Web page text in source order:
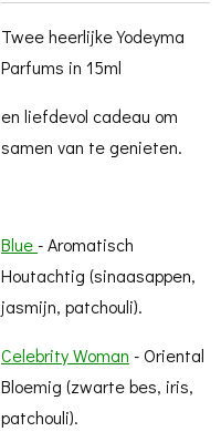
Twee heerlijke Yodeyma
Parfums in 15ml
en liefdevol cadeau om
samen van te genieten.
Blue - Aromatisch
Houtachtig (sinaasappen,
jasmijn, patchouli).
Celebrity Woman - Oriental
Bloemig (zwarte bes, iris,
patchouli).